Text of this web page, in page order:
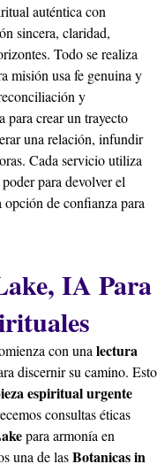
auténtica con
sincera, claridad,
Todo se realiza
misión usa fe genuina y
y
para crear un trayecto
una relación, infundir
Cada servicio utiliza
para devolver el
de confianza para
IA Para
con una lectura
discernir su camino. Esto
espiritual urgente
consultas éticas
para armonía en
una de lasBotanicas in